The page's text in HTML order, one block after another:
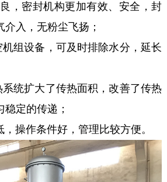
密封机构更加有效、安全，封
入，无粉尘飞扬；
组设备，可及时排除水分，延长
统扩大了传热面积，改善了传热
定的传递；
操作条件好，管理比较方便。